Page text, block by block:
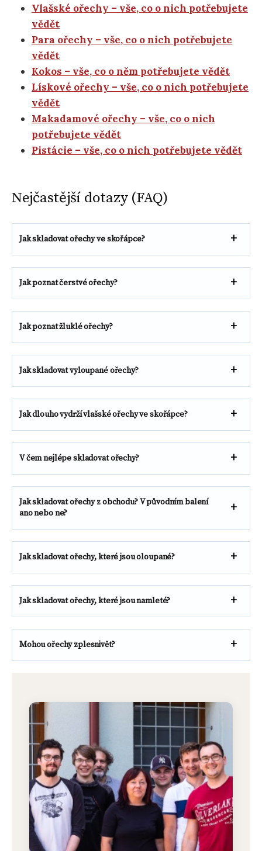
Vlašské ořechy – vše, co o nich potřebujete
vědět
Para ořechy – vše, co o nich potřebujete
vědět
Kokos – vše, co o něm potřebujete vědět
Lískové ořechy – vše, co o nich potřebujete
vědět
Makadamové ořechy – vše, co o nich
potřebujete vědět
Pistácie – vše, co o nich potřebujete vědět
Nejčastější dotazy (FAQ)
Jak skladovat ořechy ve skořápce?
Jak poznat čerstvé ořechy?
Jak poznat žluklé ořechy?
Jak skladovat vyloupané ořechy?
Jak dlouho vydrží vlašské ořechy ve skořápce?
V čem nejlépe skladovat ořechy?
Jak skladovat ořechy z obchodu? V původním balení
ano nebo ne?
Jak skladovat ořechy, které jsou oloupané?
Jak skladovat ořechy, které jsou namleté?
Mohou ořechy zplesnivět?